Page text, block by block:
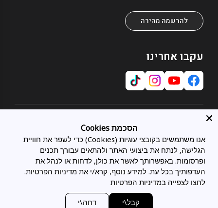
שירות לקוחות
צרו קשר
מועדון לקוחות
בלוג
סניפים
תחומי התמחות
כל המיטות
מיטות מתכווננות
מיטות זוגיות
מיטות נוער
משפטי
מדיניות פרטיות
מדיניות הובלות ומשלוחים
להרשמה מהירה
עקבו אחרינו
הסכמת Cookies
אנו משתמשים בקובצי עוגיות (Cookies) כדי לשפר את חוויית
הגלישה, לנתח את ביצועי האתר ולהתאים עבורך תכנים
ופרסומות. באפשרותך לאשר את כולן, לדחות או לנהל את
העדפותיך בכל עת. למידע נוסף, קרא/י את מדיניות הפרטיות.
לחצו לצפייה במדיניות הפרטיות
קבל\י דחה\י